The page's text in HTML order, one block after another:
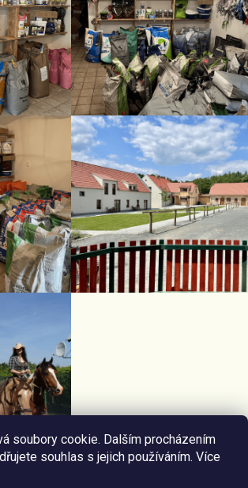
soubory cookie. Dalším procházením
souhlas s jejich používáním. Více